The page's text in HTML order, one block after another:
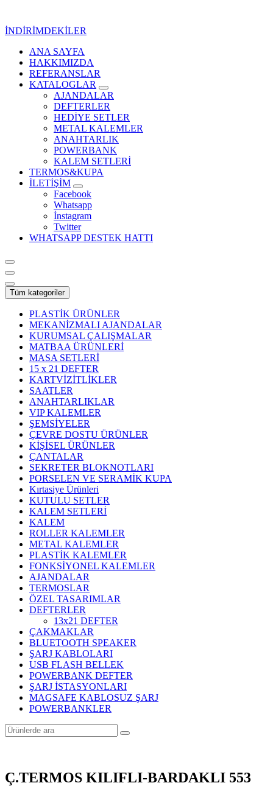
İNDİRİMDEKİLER
Kurumsal Promosyon-Hediyelik
ANA SAYFA
HAKKIMIZDA
REFERANSLAR
KATALOGLAR
AJANDALAR
DEFTERLER
HEDİYE SETLER
METAL KALEMLER
ANAHTARLIK
POWERBANK
KALEM SETLERİ
TERMOS&KUPA
İLETİŞİM
Facebook
Whatsapp
İnstagram
Twitter
WHATSAPP DESTEK HATTI
Tüm kategoriler
PLASTİK ÜRÜNLER
MEKANİZMALI AJANDALAR
KURUMSAL ÇALIŞMALAR
MATBAA ÜRÜNLERİ
MASA SETLERİ
15 x 21 DEFTER
KARTVİZİTLİKLER
SAATLER
ANAHTARLIKLAR
VIP KALEMLER
ŞEMSİYELER
ÇEVRE DOSTU ÜRÜNLER
KİŞİSEL ÜRÜNLER
ÇANTALAR
SEKRETER BLOKNOTLARI
PORSELEN VE SERAMİK KUPA
Kırtasiye Ürünleri
KUTULU SETLER
KALEM SETLERİ
KALEM
ROLLER KALEMLER
METAL KALEMLER
PLASTİK KALEMLER
FONKSİYONEL KALEMLER
AJANDALAR
TERMOSLAR
ÖZEL TASARIMLAR
DEFTERLER
13x21 DEFTER
ÇAKMAKLAR
BLUETOOTH SPEAKER
ŞARJ KABLOLARI
USB FLASH BELLEK
POWERBANK DEFTER
ŞARJ İSTASYONLARI
MAGSAFE KABLOSUZ ŞARJ
POWERBANKLER
Ç.TERMOS KILIFLI-BARDAKLI 553